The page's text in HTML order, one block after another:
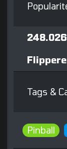
248.026
Tags &
Pinball